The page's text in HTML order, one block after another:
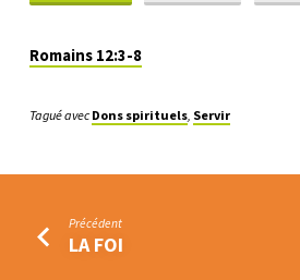
Romains 12:3-8
Tagué avec Dons spirituels, Servir
Précédent
LA FOI